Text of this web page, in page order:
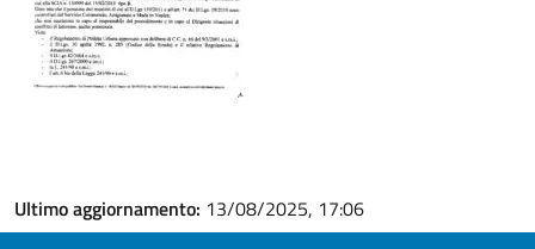
Ultimo aggiornamento: 13/08/2025, 17:06